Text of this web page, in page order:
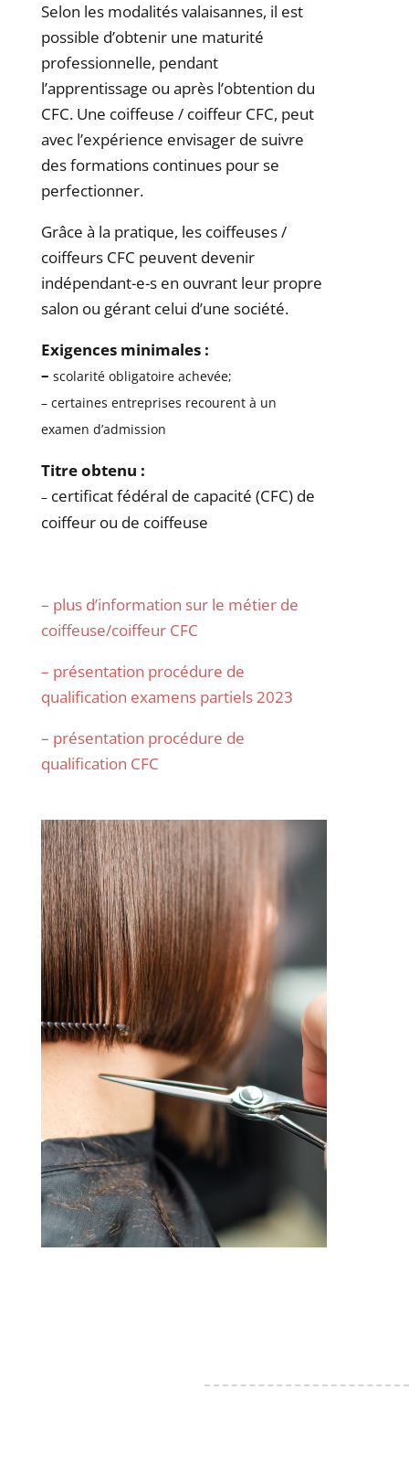
Selon les modalités valaisannes, il est
possible d’obtenir une maturité
professionnelle, pendant
l’apprentissage ou après l’obtention du
CFC. Une coiffeuse / coiffeur CFC, peut
avec l’expérience envisager de suivre
des formations continues pour se
perfectionner.
Grâce à la pratique, les coiffeuses /
coiffeurs CFC peuvent devenir
indépendant-e-s en ouvrant leur propre
salon ou gérant celui d’une société.
Exigences minimales :
– scolarité obligatoire achevée;
– certaines entreprises recourent à un
examen d’admission
Titre obtenu :
– certificat fédéral de capacité (CFC) de
coiffeur ou de coiffeuse
– plus d’information sur le métier de
coiffeuse/coiffeur CFC
– présentation procédure de
qualification examens partiels 2023
– présentation procédure de
qualification CFC